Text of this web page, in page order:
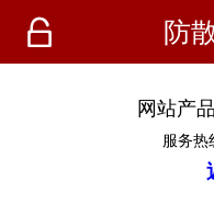
 防
网站产
服务热